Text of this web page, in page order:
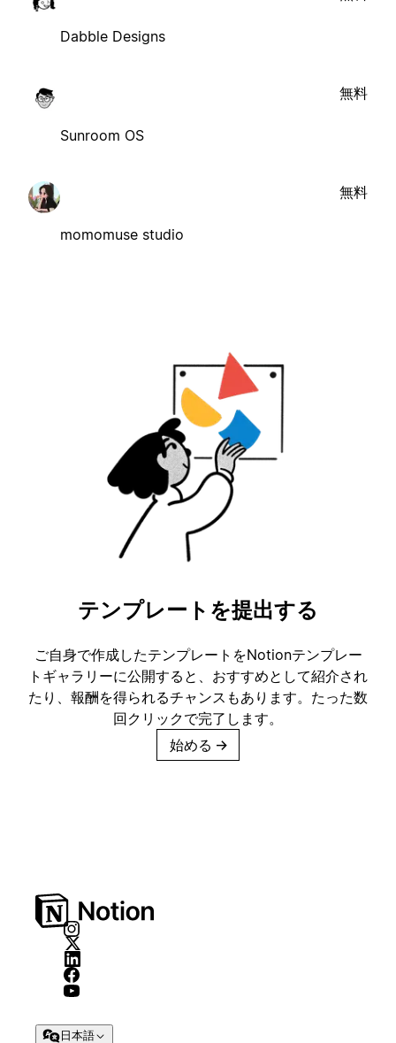
Dabble Designs
Sunroom OS
無料
momomuse studio
無料
テンプレートを提出する
ご自身で作成したテンプレートをNotionテンプレー
トギャラリーに公開すると、おすすめとして紹介され
たり、報酬を得られるチャンスもあります。たった数
回クリックで完了します。
始める →
日本語